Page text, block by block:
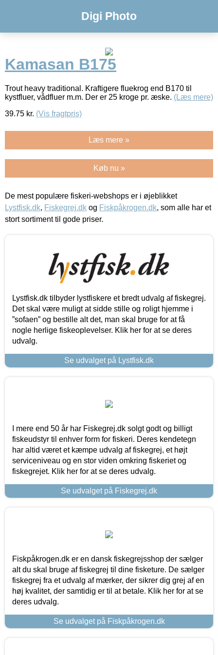
Digi Photo
Kamasan B175
Trout heavy traditional. Kraftigere fluekrog end B170 til
kystfluer, vådfluer m.m. Der er 25 kroge pr. æske. (Læs mere)
39.75 kr. (Vis fragtpris)
Læs mere »
Køb nu »
De mest populære fiskeri-webshops er i øjeblikket
Lystfisk.dk, Fiskegrej.dk og Fiskpåkrogen.dk, som alle har et
stort sortiment til gode priser.
Lystfisk.dk tilbyder lystfiskere et bredt udvalg af fiskegrej.
Det skal være muligt at sidde stille og roligt hjemme i
”sofaen” og bestille alt det, man skal bruge for at få
nogle herlige fiskeoplevelser. Klik her for at se deres
udvalg.
Se udvalget på Lystfisk.dk
I mere end 50 år har Fiskegrej.dk solgt godt og billigt
fiskeudstyr til enhver form for fiskeri. Deres kendetegn
har altid været et kæmpe udvalg af fiskegrej, et højt
serviceniveau og en stor viden omkring fiskeriet og
fiskegrejet. Klik her for at se deres udvalg.
Se udvalget på Fiskegrej.dk
Fiskpåkrogen.dk er en dansk fiskegrejsshop der sælger
alt du skal bruge af fiskegrej til dine fisketure. De sælger
fiskegrej fra et udvalg af mærker, der sikrer dig grej af en
høj kvalitet, der samtidig er til at betale. Klik her for at se
deres udvalg.
Se udvalget på Fiskpåkrogen.dk